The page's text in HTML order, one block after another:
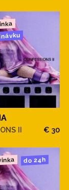
II € 30
do 24h